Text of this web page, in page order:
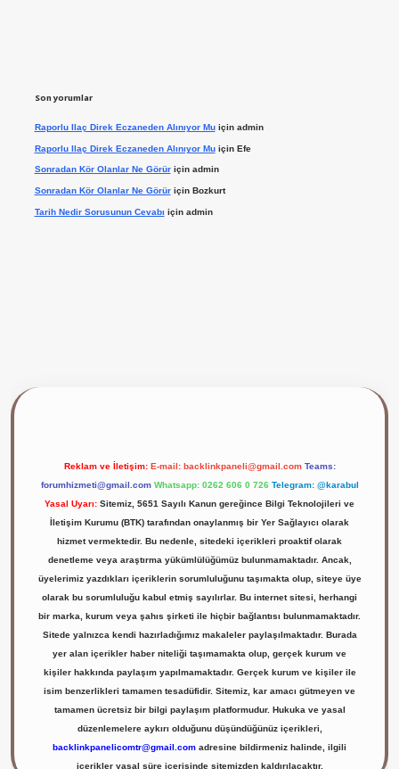
Son yorumlar
Raporlu Ilaç Direk Eczaneden Alınıyor Muiçin admin
Raporlu Ilaç Direk Eczaneden Alınıyor Muiçin Efe
Sonradan Kör Olanlar Ne Görüriçin admin
Sonradan Kör Olanlar Ne Görüriçin Bozkurt
Tarih Nedir Sorusunun Cevabı için admin
Reklam ve İletişim: E-mail: backlinkpaneli@gmail.com Teams:
forumhizmeti@gmail.com Whatsapp: 0262 606 0 726 Telegram: @karabul
Yasal Uyarı: Sitemiz, 5651 Sayılı Kanun gereğince Bilgi Teknolojileri ve
İletişim Kurumu (BTK) tarafından onaylanmış bir Yer Sağlayıcı olarak
hizmet vermektedir. Bu nedenle, sitedeki içerikleri proaktif olarak
denetleme veya araştırma yükümlülüğümüz bulunmamaktadır. Ancak,
üyelerimiz yazdıkları içeriklerin sorumluluğunu taşımakta olup, siteye üye
olarak bu sorumluluğu kabul etmiş sayılırlar. Bu internet sitesi, herhangi
bir marka, kurum veya şahıs şirketi ile hiçbir bağlantısı bulunmamaktadır.
Sitede yalnızca kendi hazırladığımız makaleler paylaşılmaktadır. Burada
yer alan içerikler haber niteliği taşımamakta olup, gerçek kurum ve
kişiler hakkında paylaşım yapılmamaktadır. Gerçek kurum ve kişiler ile
isim benzerlikleri tamamen tesadüfidir. Sitemiz, kar amacı gütmeyen ve
tamamen ücretsiz bir bilgi paylaşım platformudur. Hukuka ve yasal
düzenlemelere aykırı olduğunu düşündüğünüz içerikleri,
backlinkpanelicomtr@gmail.com adresine bildirmeniz halinde, ilgili
içerikler yasal süre içerisinde sitemizden kaldırılacaktır.